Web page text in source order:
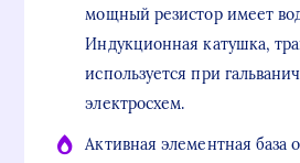
мощный резистор имеет
Индукционная катушка,
используется при
электросхем.
Активная элементная база